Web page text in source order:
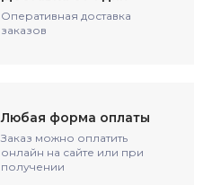
Оперативная доставка
заказов
Любая форма оплаты
Заказ можно оплатить
онлайн на сайте или при
получении